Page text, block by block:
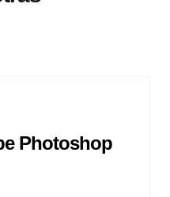
Photoshop